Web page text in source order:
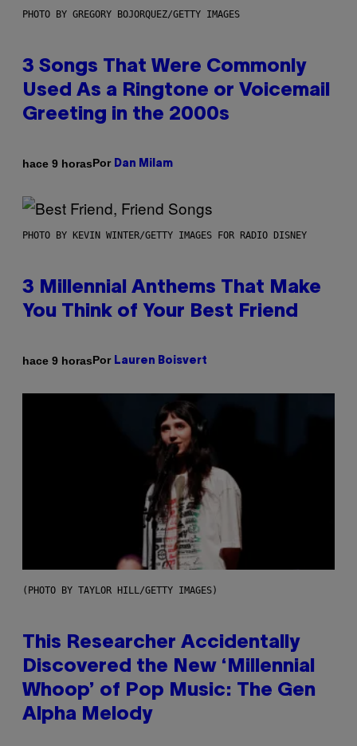
PHOTO BY GREGORY BOJORQUEZ/GETTY IMAGES
3 Songs That Were Commonly
Used As a Ringtone or Voicemail
Greeting in the 2000s
hace 9 horasPor Dan Milam
PHOTO BY KEVIN WINTER/GETTY IMAGES FOR RADIO DISNEY
3 Millennial Anthems That Make
You Think of Your Best Friend
hace 9 horasPor Lauren Boisvert
(PHOTO BY TAYLOR HILL/GETTY IMAGES)
This Researcher Accidentally
Discovered the New ‘Millennial
Whoop’ of Pop Music: The Gen
Alpha Melody